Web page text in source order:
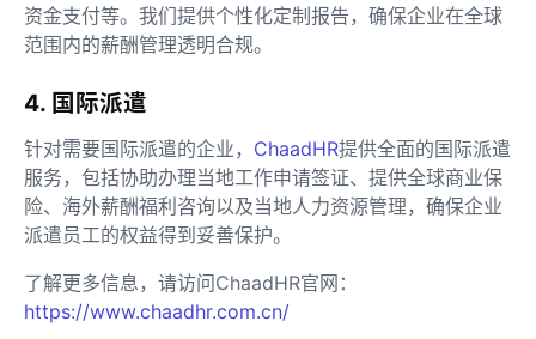
资金支付等。我们提供个性化定制报告，确保企业在全球
范围内的薪酬管理透明合规。
4. 国际派遣
针对需要国际派遣的企业， ChaadHR提供全面的国际派遣
服务，包括协助办理当地工作申请签证、提供全球商业保
险、海外薪酬福利咨询以及当地人力资源管理，确保企业
派遣员工的权益得到妥善保护。
了解更多信息，请访问ChaadHR官网：
https://www.chaadhr.com.cn/